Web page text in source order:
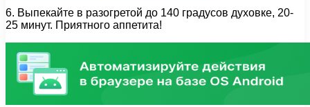
6. Выпекайте в разогретой до 140 градусов духовке, 20-
25 минут. Приятного аппетита!